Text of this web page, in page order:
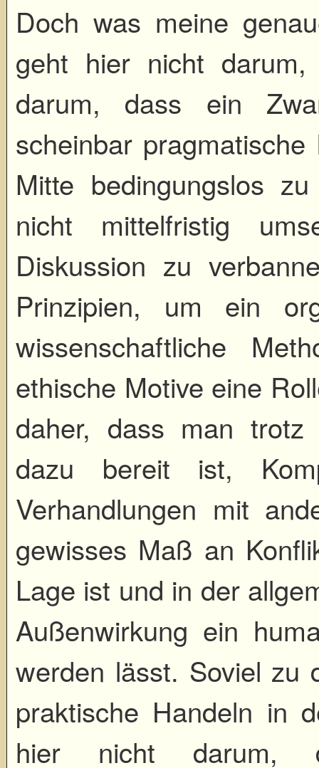
Doch was meine
geht hier nicht
darum, dass ein
scheinbar
Mitte bedingungslos
nicht mittelfristig
Diskussion zu
Prinzipien, um ein
wissenschaftliche
ethische Motive eine
daher, dass man trotz
dazu bereit ist,
Verhandlungen mit
gewisses Maß an
Lage ist und in der
Außenwirkung ein
werden lässt. Soviel zu
praktische Handeln in
hier nicht darum,